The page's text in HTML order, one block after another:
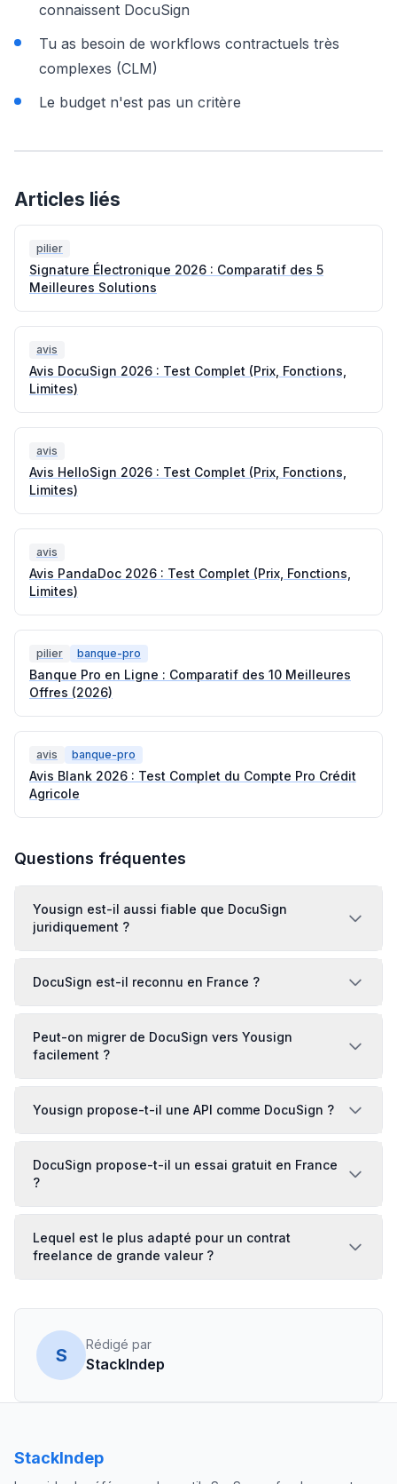
connaissent DocuSign
Tu as besoin de workflows contractuels très
complexes (CLM)
Le budget n'est pas un critère
Articles liés
pilier
Signature Électronique 2026 : Comparatif des 5
Meilleures Solutions
avis
Avis DocuSign 2026 : Test Complet (Prix, Fonctions,
Limites)
avis
Avis HelloSign 2026 : Test Complet (Prix, Fonctions,
Limites)
avis
Avis PandaDoc 2026 : Test Complet (Prix, Fonctions,
Limites)
pilier banque-pro
Banque Pro en Ligne : Comparatif des 10 Meilleures
Offres (2026)
avis banque-pro
Avis Blank 2026 : Test Complet du Compte Pro Crédit
Agricole
Questions fréquentes
Yousign est-il aussi fiable que DocuSign
juridiquement ?
DocuSign est-il reconnu en France ?
Peut-on migrer de DocuSign vers Yousign
facilement ?
Yousign propose-t-il une API comme DocuSign ?
DocuSign propose-t-il un essai gratuit en France
?
Lequel est le plus adapté pour un contrat
freelance de grande valeur ?
S
Rédigé par
StackIndep
StackIndep